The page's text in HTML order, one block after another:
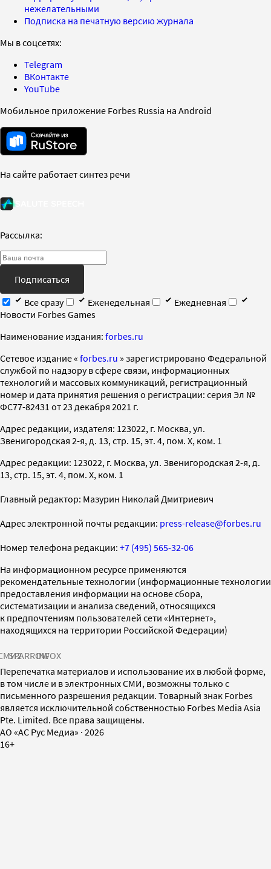
нежелательными
Подписка на печатную версию журнала
Мы в соцсетях:
Telegram
ВКонтакте
YouTube
Мобильное приложение Forbes Russia на Android
На сайте работает синтез речи
Рассылка:
Подписаться
Все сразу
Еженедельная
Ежедневная
Новости Forbes Games
Наименование издания: forbes.ru
Cетевое издание « forbes.ru » зарегистрировано Федеральной
службой по надзору в сфере связи, информационных
технологий и массовых коммуникаций, регистрационный
номер и дата принятия решения о регистрации: серия Эл №
ФС77-82431 от 23 декабря 2021 г.
Адрес редакции, издателя: 123022, г. Москва, ул.
Звенигородская 2-я, д. 13, стр. 15, эт. 4, пом. X, ком. 1
Адрес редакции: 123022, г. Москва, ул. Звенигородская 2-я, д.
13, стр. 15, эт. 4, пом. X, ком. 1
Главный редактор: Мазурин Николай Дмитриевич
Адрес электронной почты редакции: press-release@forbes.ru
Номер телефона редакции: +7 (495) 565-32-06
На информационном ресурсе применяются
рекомендательные технологии (информационные технологии
предоставления информации на основе сбора,
систематизации и анализа сведений, относящихся
к предпочтениям пользователей сети «Интернет»,
находящихся на территории Российской Федерации)
SPARROWINFOX
Перепечатка материалов и использование их в любой форме,
в том числе и в электронных СМИ, возможны только с
письменного разрешения редакции. Товарный знак Forbes
является исключительной собственностью Forbes Media Asia
Pte. Limited. Все права защищены.
AO «АС Рус Медиа» · 2026
16+